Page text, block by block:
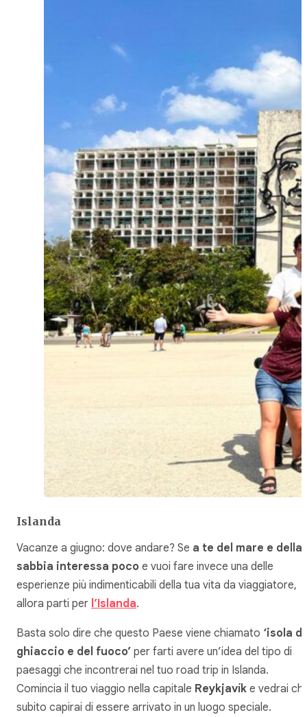
Islanda
Vacanze a giugno: dove andare? Se a te del mare e della
sabbia interessa poco e vuoi fare invece una delle
esperienze più indimenticabili della tua vita da viaggiatore,
allora parti per l’Islanda.
Basta solo dire che questo Paese viene chiamato ‘isola
ghiaccio e del fuoco’ per farti avere un’idea del tipo di
paesaggi che incontrerai nel tuo road trip in Islanda.
Comincia il tuo viaggio nella capitale Reykjavík e vedrai
subito capirai di essere arrivato in un luogo speciale.